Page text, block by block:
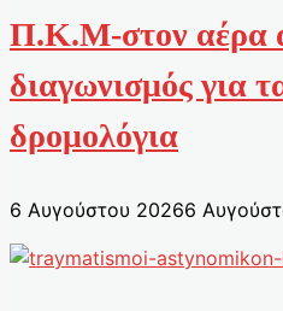
Π.Κ.Μ-στον αέρα
διαγωνισμός για
δρομολόγια
6 Αυγούστου 20266